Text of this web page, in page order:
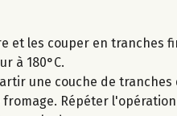
et les couper en tranches
à 180°C.
une couche de
fromage. Répéter